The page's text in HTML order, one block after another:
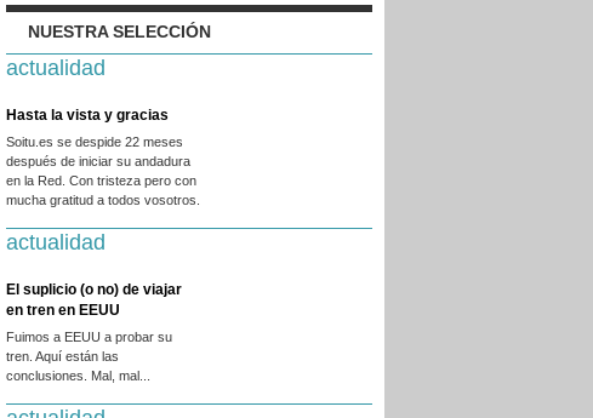
NUESTRA SELECCIÓN
actualidad
Hasta la vista y gracias
Soitu.es se despide 22 meses
después de iniciar su andadura
en la Red. Con tristeza pero con
mucha gratitud a todos vosotros.
actualidad
El suplicio (o no) de viajar
en tren en EEUU
Fuimos a EEUU a probar su
tren. Aquí están las
conclusiones. Mal, mal...